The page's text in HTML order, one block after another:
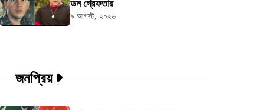
ডন গ্রেফতার
৯ আগস্ট, ২০২৬
জনপ্রিয়